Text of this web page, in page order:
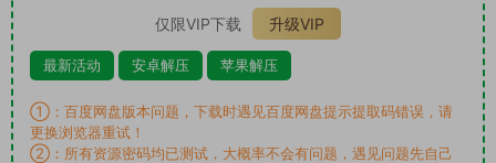
仅限VIP下载
升级VIP
最新活动 安卓解压 苹果解压
①：百度网盘版本问题，下载时遇见百度网盘提示提取码错误，请
更换浏览器重试！
②：所有资源密码均已测试，大概率不会有问题，遇见问题先自己